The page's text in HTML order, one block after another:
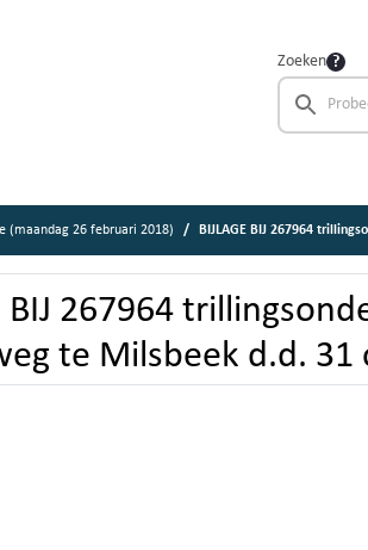
Zoeken
(maandag 26 februari 2018) BIJLAGE BIJ 267964
BIJ 267964
te Milsbeek d.d.